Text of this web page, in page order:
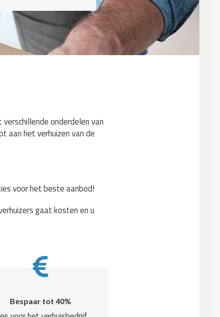
onderdelen van
aan het verhuizen van de
voor het beste aanbod!
gaat kosten en u
Bespaar tot 40%